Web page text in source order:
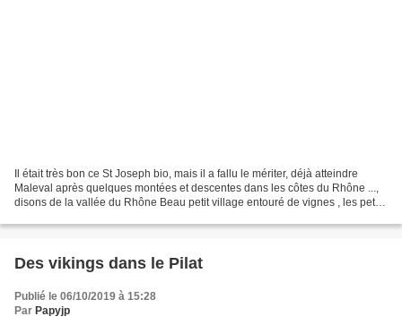
Il était très bon ce St Joseph bio, mais il a fallu le mériter, déjà atteindre
Maleval après quelques montées et descentes dans les côtes du Rhône ...,
disons de la vallée du Rhône Beau petit village entouré de vignes , les petits
Des vikings dans le Pilat
Publié le 06/10/2019 à 15:28
Par Papyjp